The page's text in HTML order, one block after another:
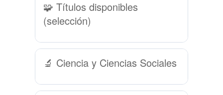
🧩 Títulos disponibles
(selección)
🔬 Ciencia y Ciencias Sociales